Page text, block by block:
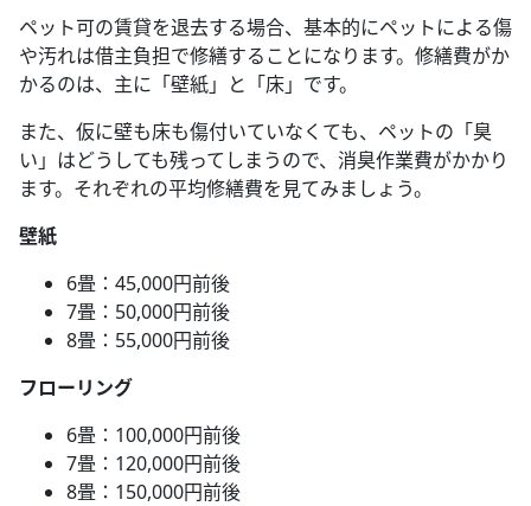
ペット可の賃貸を退去する場合、基本的にペットによる傷
や汚れは借主負担で修繕することになります。修繕費がか
かるのは、主に「壁紙」と「床」です。
また、仮に壁も床も傷付いていなくても、ペットの「臭
い」はどうしても残ってしまうので、消臭作業費がかかり
ます。それぞれの平均修繕費を見てみましょう。
壁紙
6畳：45,000円前後
7畳：50,000円前後
8畳：55,000円前後
フローリング
6畳：100,000円前後
7畳：120,000円前後
8畳：150,000円前後